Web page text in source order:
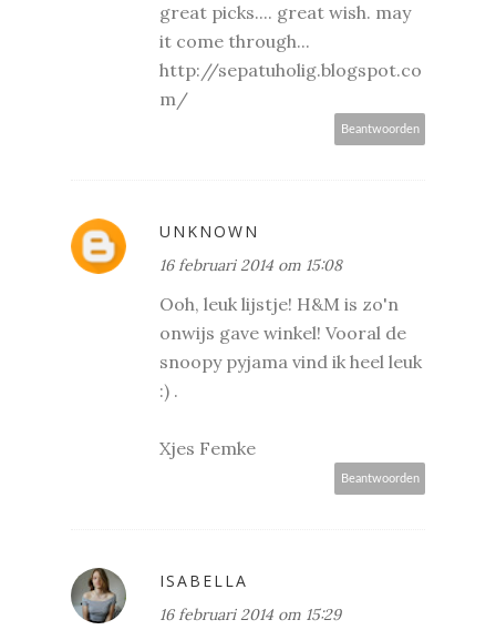
great picks.... great wish. may
it come through...
http://sepatuholig.blogspot.co
m/
Beantwoorden
UNKNOWN
16 februari 2014 om 15:08
Ooh, leuk lijstje! H&M is zo'n
onwijs gave winkel! Vooral de
snoopy pyjama vind ik heel leuk
:) .
Xjes Femke
Beantwoorden
ISABELLA
16 februari 2014 om 15:29